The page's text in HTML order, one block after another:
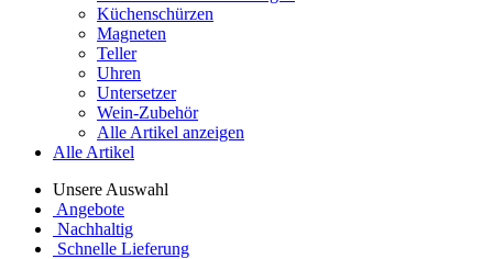
Küchenschürzen
Magneten
Teller
Uhren
Untersetzer
Wein-Zubehör
Alle Artikel anzeigen
Alle Artikel
Unsere Auswahl
Angebote
Nachhaltig
Schnelle Lieferung